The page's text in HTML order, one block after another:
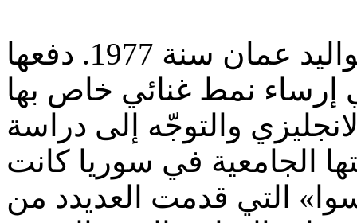
مكادي نحاس فنانة أردنية من مواليد عمان سنة 1977. دفعها
نمط غنائي خاص بها
والتوجّه إلى دراسة
الجامعية في سوريا كانت
التي قدمت العديدد من